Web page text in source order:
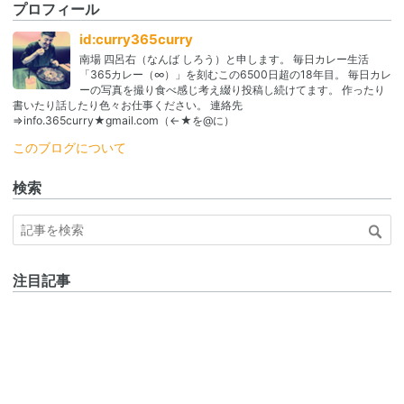
プロフィール
id:curry365curry
南場 四呂右（なんば しろう）と申します。 毎日カレー生活
「365カレー（∞）」を刻むこの6500日超の18年目。 毎日カレ
ーの写真を撮り食べ感じ考え綴り投稿し続けてます。 作ったり
書いたり話したり色々お仕事ください。 連絡先
⇒info.365curry★gmail.com（←★を@に）
このブログについて
検索
注目記事